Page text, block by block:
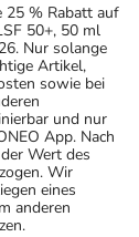
25 % Rabatt auf
50+, 50 ml
Nur solange
Artikel,
sowie bei
und nur
App. Nach
Wert des
Wir
eines
anderen